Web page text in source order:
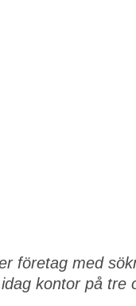
företag med
kontor på tre